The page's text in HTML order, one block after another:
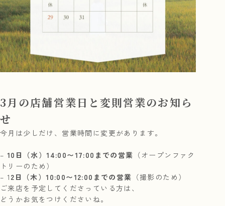
3月の店舗営業日と変則営業のお知ら
せ
今月は少しだけ、営業時間に変更があります。
– 10日（水）14:00〜17:00までの営業 （オープンファク
トリーのため）
– 1 2日（木）10:00〜12:00までの営業 （撮影のため）
ご来店を予定してくださっている方は、
どうかお気をつけくださいね。